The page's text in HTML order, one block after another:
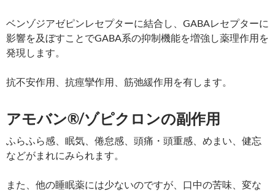
ベンゾジアゼピンレセプターに結合し、GABAレセプターに
影響を及ぼすことでGABA系の抑制機能を増強し薬理作用を
発現します。
抗不安作用、抗痙攣作用、筋弛緩作用を有します。
アモバン®/ゾピクロンの副作用
ふらふら感、眠気、倦怠感、頭痛・頭重感、めまい、健忘
などがまれにみられます。
また、他の睡眠薬には少ないのですが、口中の苦味、変な